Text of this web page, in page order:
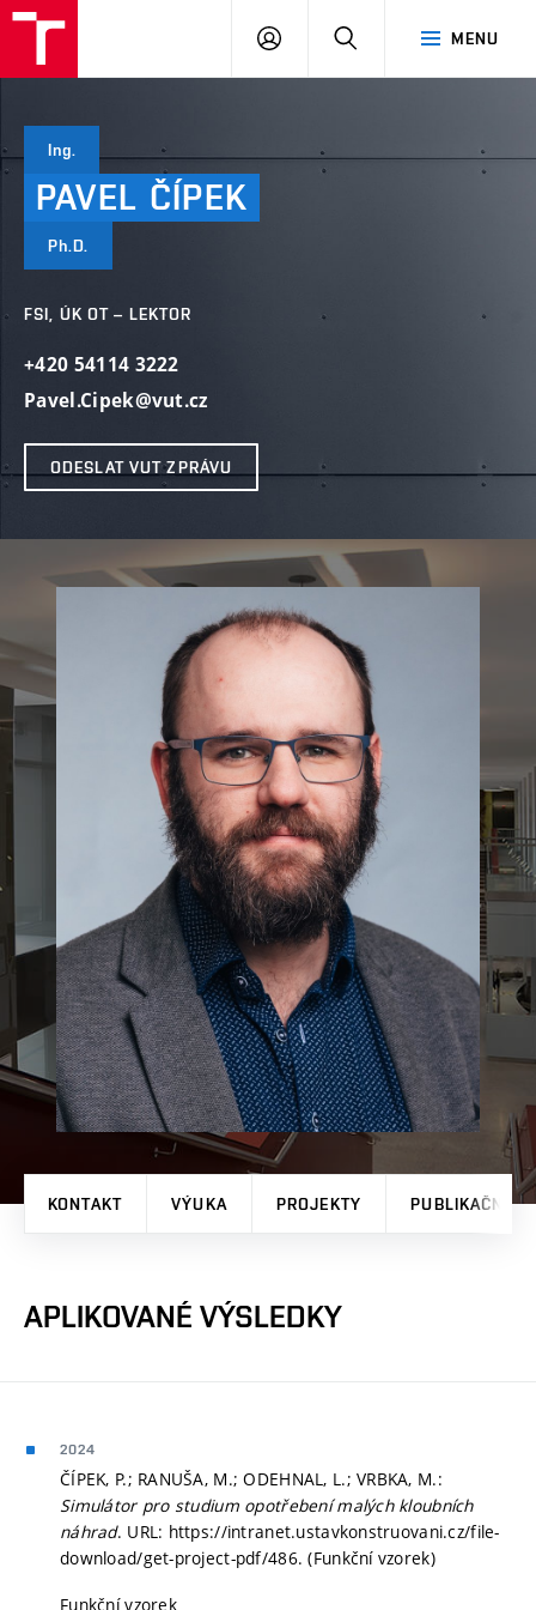
MENU
PŘIHLÁSIT
Ing.
PAVEL ČÍPEK
Ph.D.
FSI, ÚK OT – LEKTOR
+420 54114 3222
Pavel.Cipek@vut.cz
ODESLAT VUT ZPRÁVU
KONTAKT VÝUKA PROJEKTY PUBLIKAČNÍ
APLIKOVANÉ VÝSLEDKY
2024
ČÍPEK, P.; RANUŠA, M.; ODEHNAL, L.; VRBKA, M.:
Simulátor pro studium opotřebení malých kloubních
náhrad. URL: https://intranet.ustavkonstruovani.cz/file-
download/get-project-pdf/486. (Funkční vzorek)
Funkční vzorek